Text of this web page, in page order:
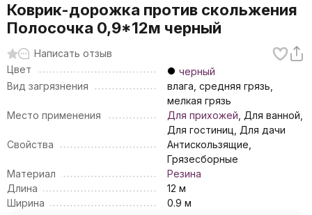
Коврик-дорожка против скольжения
Полосочка 0,9*12м черный
Написать отзыв
Цвет
черный
Вид загрязнения
влага, средняя грязь,
мелкая грязь
Место применения
Для прихожей , Для ванной,
Для гостиниц, Для дачи
Свойства
Антискользящие,
Грязесборные
Материал
Резина
Длина
12 м
Ширина
0.9 м